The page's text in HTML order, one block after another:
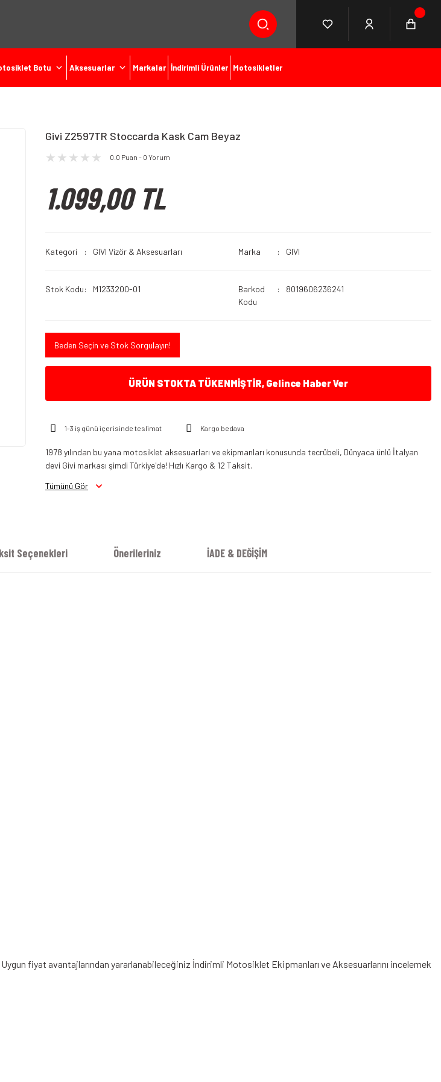
Botu Aksesuarlar Markalar İndirimli Ürünler Motosikletler
Givi Z2597TR Stoccarda Kask Cam Beyaz
0.0 Puan - 0 Yorum
1.099,00 TL
Kategori GIVI Vizör & Aksesuarları Marka GIVI
Stok Kodu M1233200-01
Barkod
Kodu
8019606236241
Beden Seçin ve Stok Sorgulayın!
ÜRÜN STOKTA TÜKENMİŞTİR, Gelince Haber Ver
1-3 iş günü içerisinde teslimat Kargo bedava
1978 yılından bu yana motosiklet aksesuarları ve ekipmanları konusunda tecrübeli, Dünyaca ünlü İtalyan
devi Givi markası şimdi Türkiye'de! Hızlı Kargo & 12 Taksit.
Tümünü Gör
Seçenekleri Önerileriniz İADE & DEĞİŞİM
fiyat avantajlarından yararlanabileceğiniz İndirimli Motosiklet Ekipmanları ve Aksesuarlarını incelemek